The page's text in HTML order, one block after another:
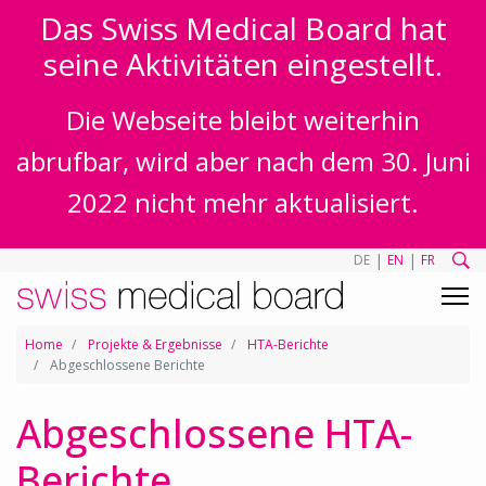
Das Swiss Medical Board hat
seine Aktivitäten eingestellt.
Die Webseite bleibt weiterhin
abrufbar, wird aber nach dem 30. Juni
2022 nicht mehr aktualisiert.
DE | EN | FR
Home Projekte & Ergebnisse
HTA-Berichte
Abgeschlossene Berichte
Abgeschlossene HTA-